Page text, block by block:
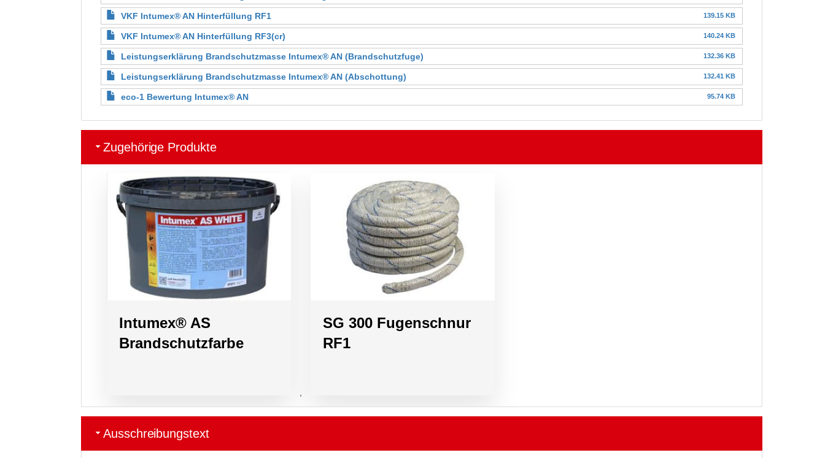
VKF Intumex® AN Hinterfüllung RF1 139.15 KB
VKF Intumex® AN Hinterfüllung RF3(cr) 140.24 KB
Leistungserklärung Brandschutzmasse Intumex® AN (Brandschutzfuge) 132.36 KB
Leistungserklärung Brandschutzmasse Intumex® AN (Abschottung) 132.41 KB
eco-1 Bewertung Intumex® AN 95.74 KB
Zugehörige Produkte
Intumex® AS
Brandschutzfarbe
SG 300 Fugenschnur
RF1
Ausschreibungstext